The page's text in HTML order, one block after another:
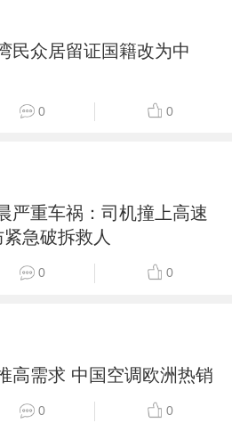
民众居留证国籍改为中
0 0
严重车祸：司机撞上高速
急破拆救人
0 0
高需求 中国空调欧洲热销
0 0